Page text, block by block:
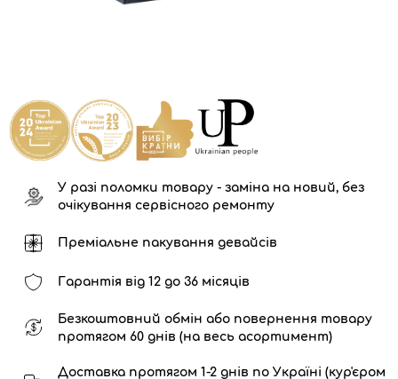
У разі поломки товару - заміна на новий, без
очікування сервісного ремонту
Преміальне пакування девайсів
Гарантія від 12 до 36 місяців
Безкоштовний обмін або повернення товару
протягом 60 днів (на весь асортимент)
Доставка протягом 1-2 днів по Україні (кур'єром